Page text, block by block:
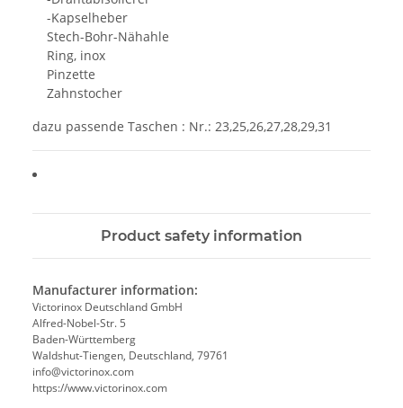
-Kapselheber
Stech-Bohr-Nähahle
Ring, inox
Pinzette
Zahnstocher
dazu passende Taschen : Nr.: 23,25,26,27,28,29,31
Product safety information
Manufacturer information:
Victorinox Deutschland GmbH
Alfred-Nobel-Str. 5
Baden-Württemberg
Waldshut-Tiengen, Deutschland, 79761
info@victorinox.com
https://www.victorinox.com